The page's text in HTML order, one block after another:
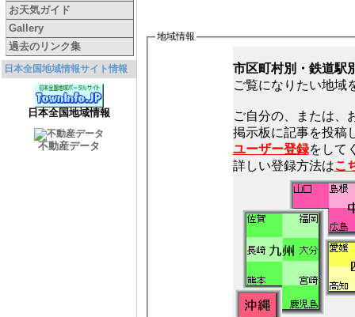
お天気ガイド
Gallery
過去のリンク集
日本全国地域情報サイト情報
日本全国地域情報
不動産データ
地域情報
市区町村別・鉄道駅
ご覧になりたい地域
ご自分の、または、
ユーザー登録をして
詳しい登録方法はこ